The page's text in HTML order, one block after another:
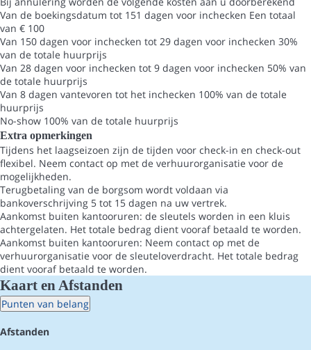
Van de boekingsdatum tot 151 dagen voor inchecken Een totaal
van € 100
Van 150 dagen voor inchecken tot 29 dagen voor inchecken 30%
van de totale huurprijs
Van 28 dagen voor inchecken tot 9 dagen voor inchecken 50% van
de totale huurprijs
Van 8 dagen vantevoren tot het inchecken 100% van de totale
huurprijs
No-show 100% van de totale huurprijs
Extra opmerkingen
Tijdens het laagseizoen zijn de tijden voor check-in en check-out
flexibel. Neem contact op met de verhuurorganisatie voor de
mogelijkheden.
Terugbetaling van de borgsom wordt voldaan via
bankoverschrijving 5 tot 15 dagen na uw vertrek.
Aankomst buiten kantooruren: de sleutels worden in een kluis
achtergelaten. Het totale bedrag dient vooraf betaald te worden.
Aankomst buiten kantooruren: Neem contact op met de
verhuurorganisatie voor de sleuteloverdracht. Het totale bedrag
dient vooraf betaald te worden.
Kaart en Afstanden
Punten van belang
Afstanden